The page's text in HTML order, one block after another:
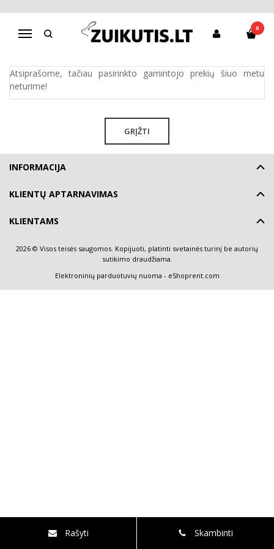
Navigacija
0
TEENY WEENY
Pagrindinis Pirkite pagal gamintoją Teeny Weeny
Atsiprašome, tačiau pasirinkto gamintojo prekių šiuo metu
neturime!
GRĮŽTI
INFORMACIJA
KLIENTŲ APTARNAVIMAS
KLIENTAMS
2026 © Visos teisės saugomos. Kopijuoti, platinti svetainės turinį be autorių
sutikimo draudžiama.
Elektroninių parduotuvių nuoma - eShoprent.com
Rašyti Skambinti